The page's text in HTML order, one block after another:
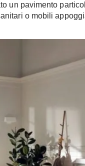
un pavimento
o mobili